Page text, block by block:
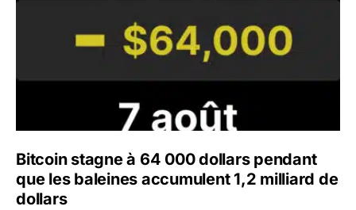
Bitcoin stagne à 64 000 dollars pendant
que les baleines accumulent 1,2 milliard de
dollars